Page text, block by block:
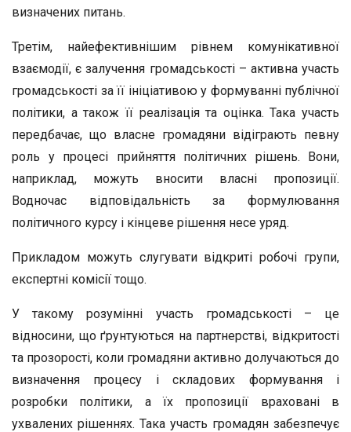
визначених питань.
Третім, найефективнішим рівнем комунікативної
взаємодії, є залучення громадськості – активна участь
громадськості за її ініціативою у формуванні публічної
політики, а також її реалізація та оцінка. Така участь
передбачає, що власне громадяни відіграють певну
роль у процесі прийняття політичних рішень. Вони,
наприклад, можуть вносити власні пропозиції.
Водночас відповідальність за формулювання
політичного курсу і кінцеве рішення несе уряд.
Прикладом можуть слугувати відкриті робочі групи,
експертні комісії тощо.
У такому розумінні участь громадськості – це
відносини, що ґрунтуються на партнерстві, відкритості
та прозорості, коли громадяни активно долучаються до
визначення процесу і складових формування і
розробки політики, а їх пропозиції враховані в
ухвалених рішеннях. Така участь громадян забезпечує